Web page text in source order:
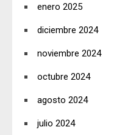
enero 2025
diciembre 2024
noviembre 2024
octubre 2024
agosto 2024
julio 2024